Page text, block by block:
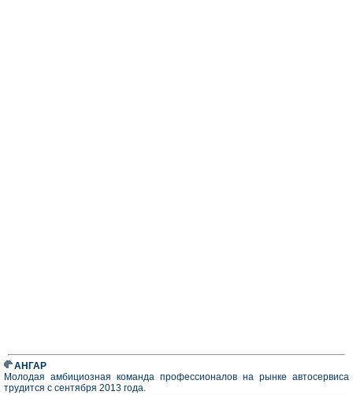
АНГАР
Молодая амбициозная команда профессионалов на рынке автосервиса
трудится с сентября 2013 года.